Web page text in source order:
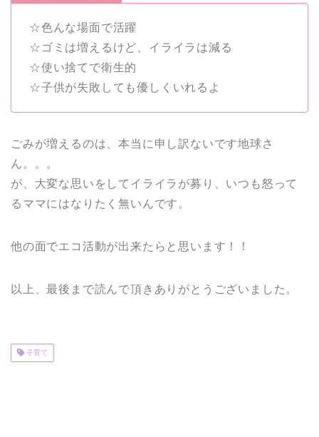
☆色んな場面で活躍
☆ゴミは増えるけど、イライラは減る
☆使い捨てで衛生的
☆子供が失敗しても優しくいれるよ
ごみが増えるのは、本当に申し訳ないです地球さ
ん。。。
が、大変な思いをしてイライラが募り、いつも怒って
るママにはなりたく無いんです。
他の面でエコ活動が出来たらと思います！！
以上、最後まで読んで頂きありがとうございました。
子育て